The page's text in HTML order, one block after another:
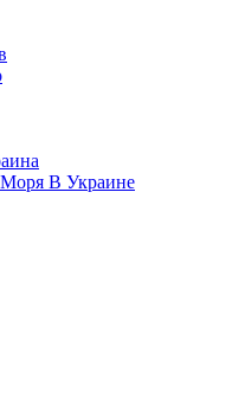
В Украине